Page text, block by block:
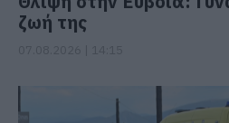
ζωή της